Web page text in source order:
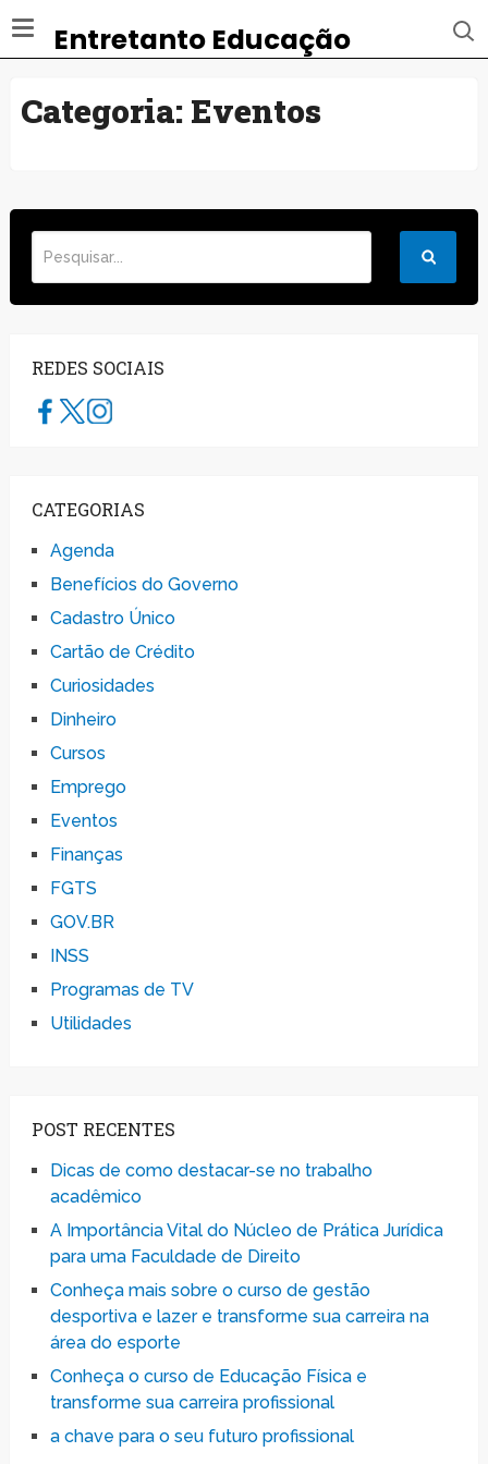
Entretanto Educação
Categoria: Eventos
REDES SOCIAIS
CATEGORIAS
Agenda
Benefícios do Governo
Cadastro Único
Cartão de Crédito
Curiosidades
Dinheiro
Cursos
Emprego
Eventos
Finanças
FGTS
GOV.BR
INSS
Programas de TV
Utilidades
POST RECENTES
Dicas de como destacar-se no trabalho
acadêmico
A Importância Vital do Núcleo de Prática Jurídica
para uma Faculdade de Direito
Conheça mais sobre o curso de gestão
desportiva e lazer e transforme sua carreira na
área do esporte
Conheça o curso de Educação Física e
transforme sua carreira profissional
a chave para o seu futuro profissional